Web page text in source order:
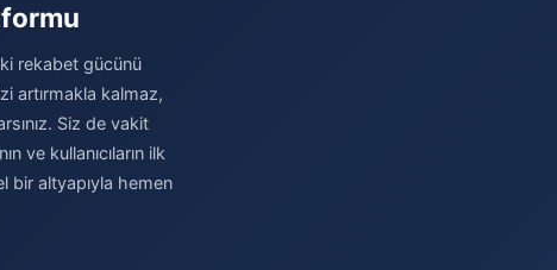
rekabet gücünü
artırmakla kalmaz,
Siz de vakit
ve kullanıcıların ilk
bir altyapıyla hemen